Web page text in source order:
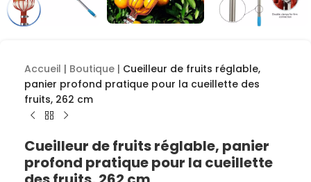
Accueil | Boutique | Cueilleur de fruits réglable,
panier profond pratique pour la cueillette des
fruits, 262 cm
Cueilleur de fruits réglable, panier
profond pratique pour la cueillette